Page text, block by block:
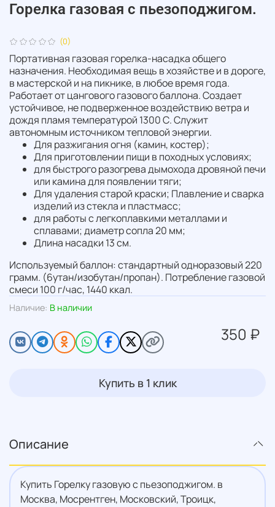
(0)
Наличие: В наличии
Горелка газовая с пьезоподжигом.
350 ₽
Купить в 1 клик
Портативная газовая горелка-насадка общего
назначения. Необходимая вещь в хозяйстве и в дороге,
в мастерской и на пикнике, в любое время года.
Работает от цангового газового баллона. Создает
устойчивое, не подверженное воздействию ветра и
дождя пламя температурой 1300 С. Служит
автономным источником тепловой энергии.
Для разжигания огня (камин, костер);
Для приготовлении пищи в походных условиях;
для быстрого разогрева дымохода дровяной печи
или камина для появлении тяги;
Для удаления старой краски; Плавление и сварка
изделий из стекла и пластмасс;
для работы с легкоплавкими металлами и
сплавами; диаметр сопла 20 мм;
Длина насадки 13 см.
Используемый баллон: стандартный одноразовый 220
грамм. (6утан/изобутан/пропан). Потребление газовой
смеси 100 г/час, 1440 ккал.
Описание
Купить Горелку газовую с пьезоподжигом. в
Москва, Мосрентген, Московский, Троицк,